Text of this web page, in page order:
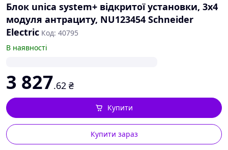
Блок unica system+ відкритої установки, 3х4
модуля антрациту, NU123454 Schneider
Electric Код: 40795
В наявності
3 827.62 ₴
Купити зараз
Купити